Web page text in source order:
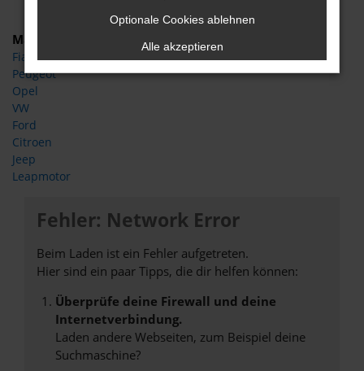
Marken
Fiat
Peugeot
Opel
VW
Ford
Citroen
Jeep
Leapmotor
Fehler: Network Error
Beim Laden ist ein Fehler aufgetreten.
Hier sind ein paar Tipps, die dir helfen können:
Überprüfe deine Firewall und deine
Internetverbindung.
Laden andere Webseiten, zum Beispiel deine
Suchmaschine?
Optionale Cookies ablehnen
Alle akzeptieren